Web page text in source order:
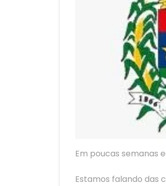
Em poucas semanas
Estamos falando das